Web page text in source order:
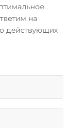
на
действующих